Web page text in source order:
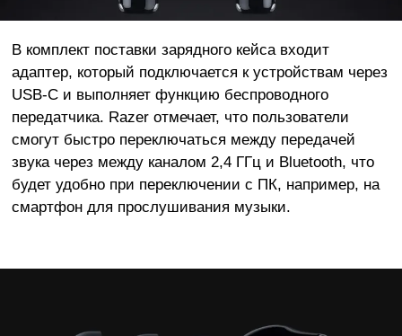
В комплект поставки зарядного кейса входит
адаптер, который подключается к устройствам через
USB-C и выполняет функцию беспроводного
передатчика. Razer отмечает, что пользователи
смогут быстро переключаться между передачей
звука через между каналом 2,4 ГГц и Bluetooth, что
будет удобно при переключении с ПК, например, на
смартфон для прослушивания музыки.